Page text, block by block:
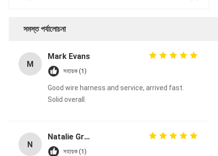
সমস্ত পর্যালোচনা
M
Mark Evans
সহায়ক (1)
Good wire harness and service, arrived fast.
Solid overall.
N
Natalie Green
সহায়ক (1)